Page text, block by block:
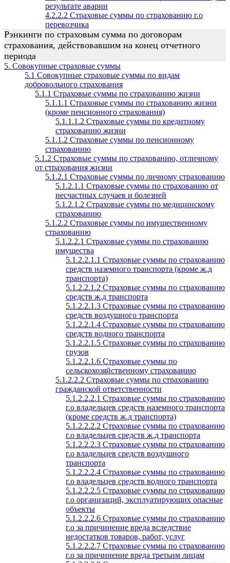
результате аварии
4.2.2.2 Страховые суммы по страхованию г.о
перевозчика
Рэнкинги по страховым сумма по договорам
страхования, действовавшим на конец отчетного
периода
5. Совокупные страховые суммы
5.1 Совокупные страховые суммы по видам
добровольного страхования
5.1.1 Страховые суммы по страхованию жизни
5.1.1.1 Страховые суммы по страхованию жизни
(кроме пенсионного страхования)
5.1.1.1.2 Страховые суммы по кредитному
страхованию жизни
5.1.1.2 Страховые суммы по пенсионному
страхованию
5.1.2 Страховые суммы по страхованию, отличному
от страхования жизни
5.1.2.1 Страховые суммы по личному страхованию
5.1.2.1.1 Страховые суммы по страхованию от
несчастных случаев и болезней
5.1.2.1.2 Страховые суммы по медицинскому
страхованию
5.1.2.2 Страховые суммы по имущественному
страхованию
5.1.2.2.1 Страховые суммы по страхованию
имущества
5.1.2.2.1.1 Страховые суммы по страхованию
средств наземного транспорта (кроме ж.д
транспорта)
5.1.2.2.1.2 Страховые суммы по страхованию
средств ж.д транспорта
5.1.2.2.1.3 Страховые суммы по страхованию
средств воздушного транспорта
5.1.2.2.1.4 Страховые суммы по страхованию
средств водного транспорта
5.1.2.2.1.5 Страховые суммы по страхованию
грузов
5.1.2.2.1.6 Страховые суммы по
сельскохозяйственному страхованию
5.1.2.2.2 Страховые суммы по страхованию
гражданской ответственности
5.1.2.2.2.1 Страховые суммы по страхованию
г.о владельцев средств наземного транспорта
(кроме средств ж.д транспорта)
5.1.2.2.2.2 Страховые суммы по страхованию
г.о владельцев средств ж.д транспорта
5.1.2.2.2.3 Страховые суммы по страхованию
г.о владельцев средств воздушного
транспорта
5.1.2.2.2.4 Страховые суммы по страхованию
г.о владельцев средств водного транспорта
5.1.2.2.2.5 Страховые суммы по страхованию
г.о организаций, эксплуатирующих опасные
объекты
5.1.2.2.2.6 Страховые суммы по страхованию
г.о за причинение вреда вследствие
недостатков товаров, работ, услуг
5.1.2.2.2.7 Страховые суммы по страхованию
г.о за причинение вреда третьим лицам